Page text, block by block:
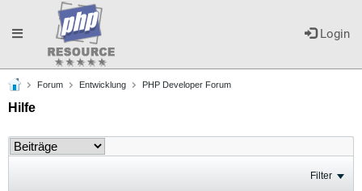
Login
Toggle
navigation
Forum Entwicklung PHP Developer Forum
Hilfe
Filter